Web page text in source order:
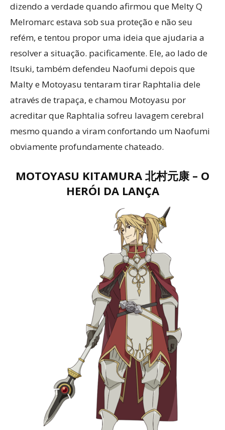
dizendo a verdade quando afirmou que Melty Q
Melromarc estava sob sua proteção e não seu
refém, e tentou propor uma ideia que ajudaria a
resolver a situação. pacificamente. Ele, ao lado de
Itsuki, também defendeu Naofumi depois que
Malty e Motoyasu tentaram tirar Raphtalia dele
através de trapaça, e chamou Motoyasu por
acreditar que Raphtalia sofreu lavagem cerebral
mesmo quando a viram confortando um Naofumi
obviamente profundamente chateado.
MOTOYASU KITAMURA 北村元康 – O
HERÓI DA LANÇA